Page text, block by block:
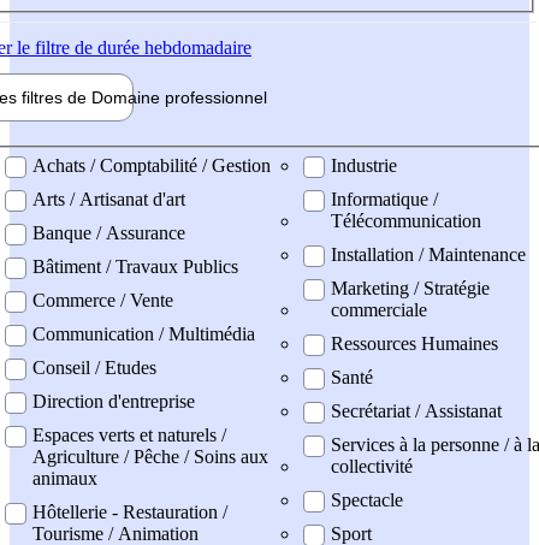
le filtre de durée hebdomadaire
filtres de Domaine professionnel
professionel
Achats / Comptabilité / Gestion
Arts / Artisanat d'art
Banque / Assurance
Bâtiment / Travaux Publics
Commerce / Vente
Communication / Multimédia
Conseil / Etudes
Direction d'entreprise
Espaces verts et naturels /
Agriculture / Pêche / Soins aux
animaux
Hôtellerie - Restauration /
Tourisme / Animation
Industrie
Informatique /
Télécommunication
Installation / Maintenance
Marketing / Stratégie
commerciale
Ressources Humaines
Santé
Secrétariat / Assistanat
Services à la personne / à la
collectivité
Spectacle
Sport